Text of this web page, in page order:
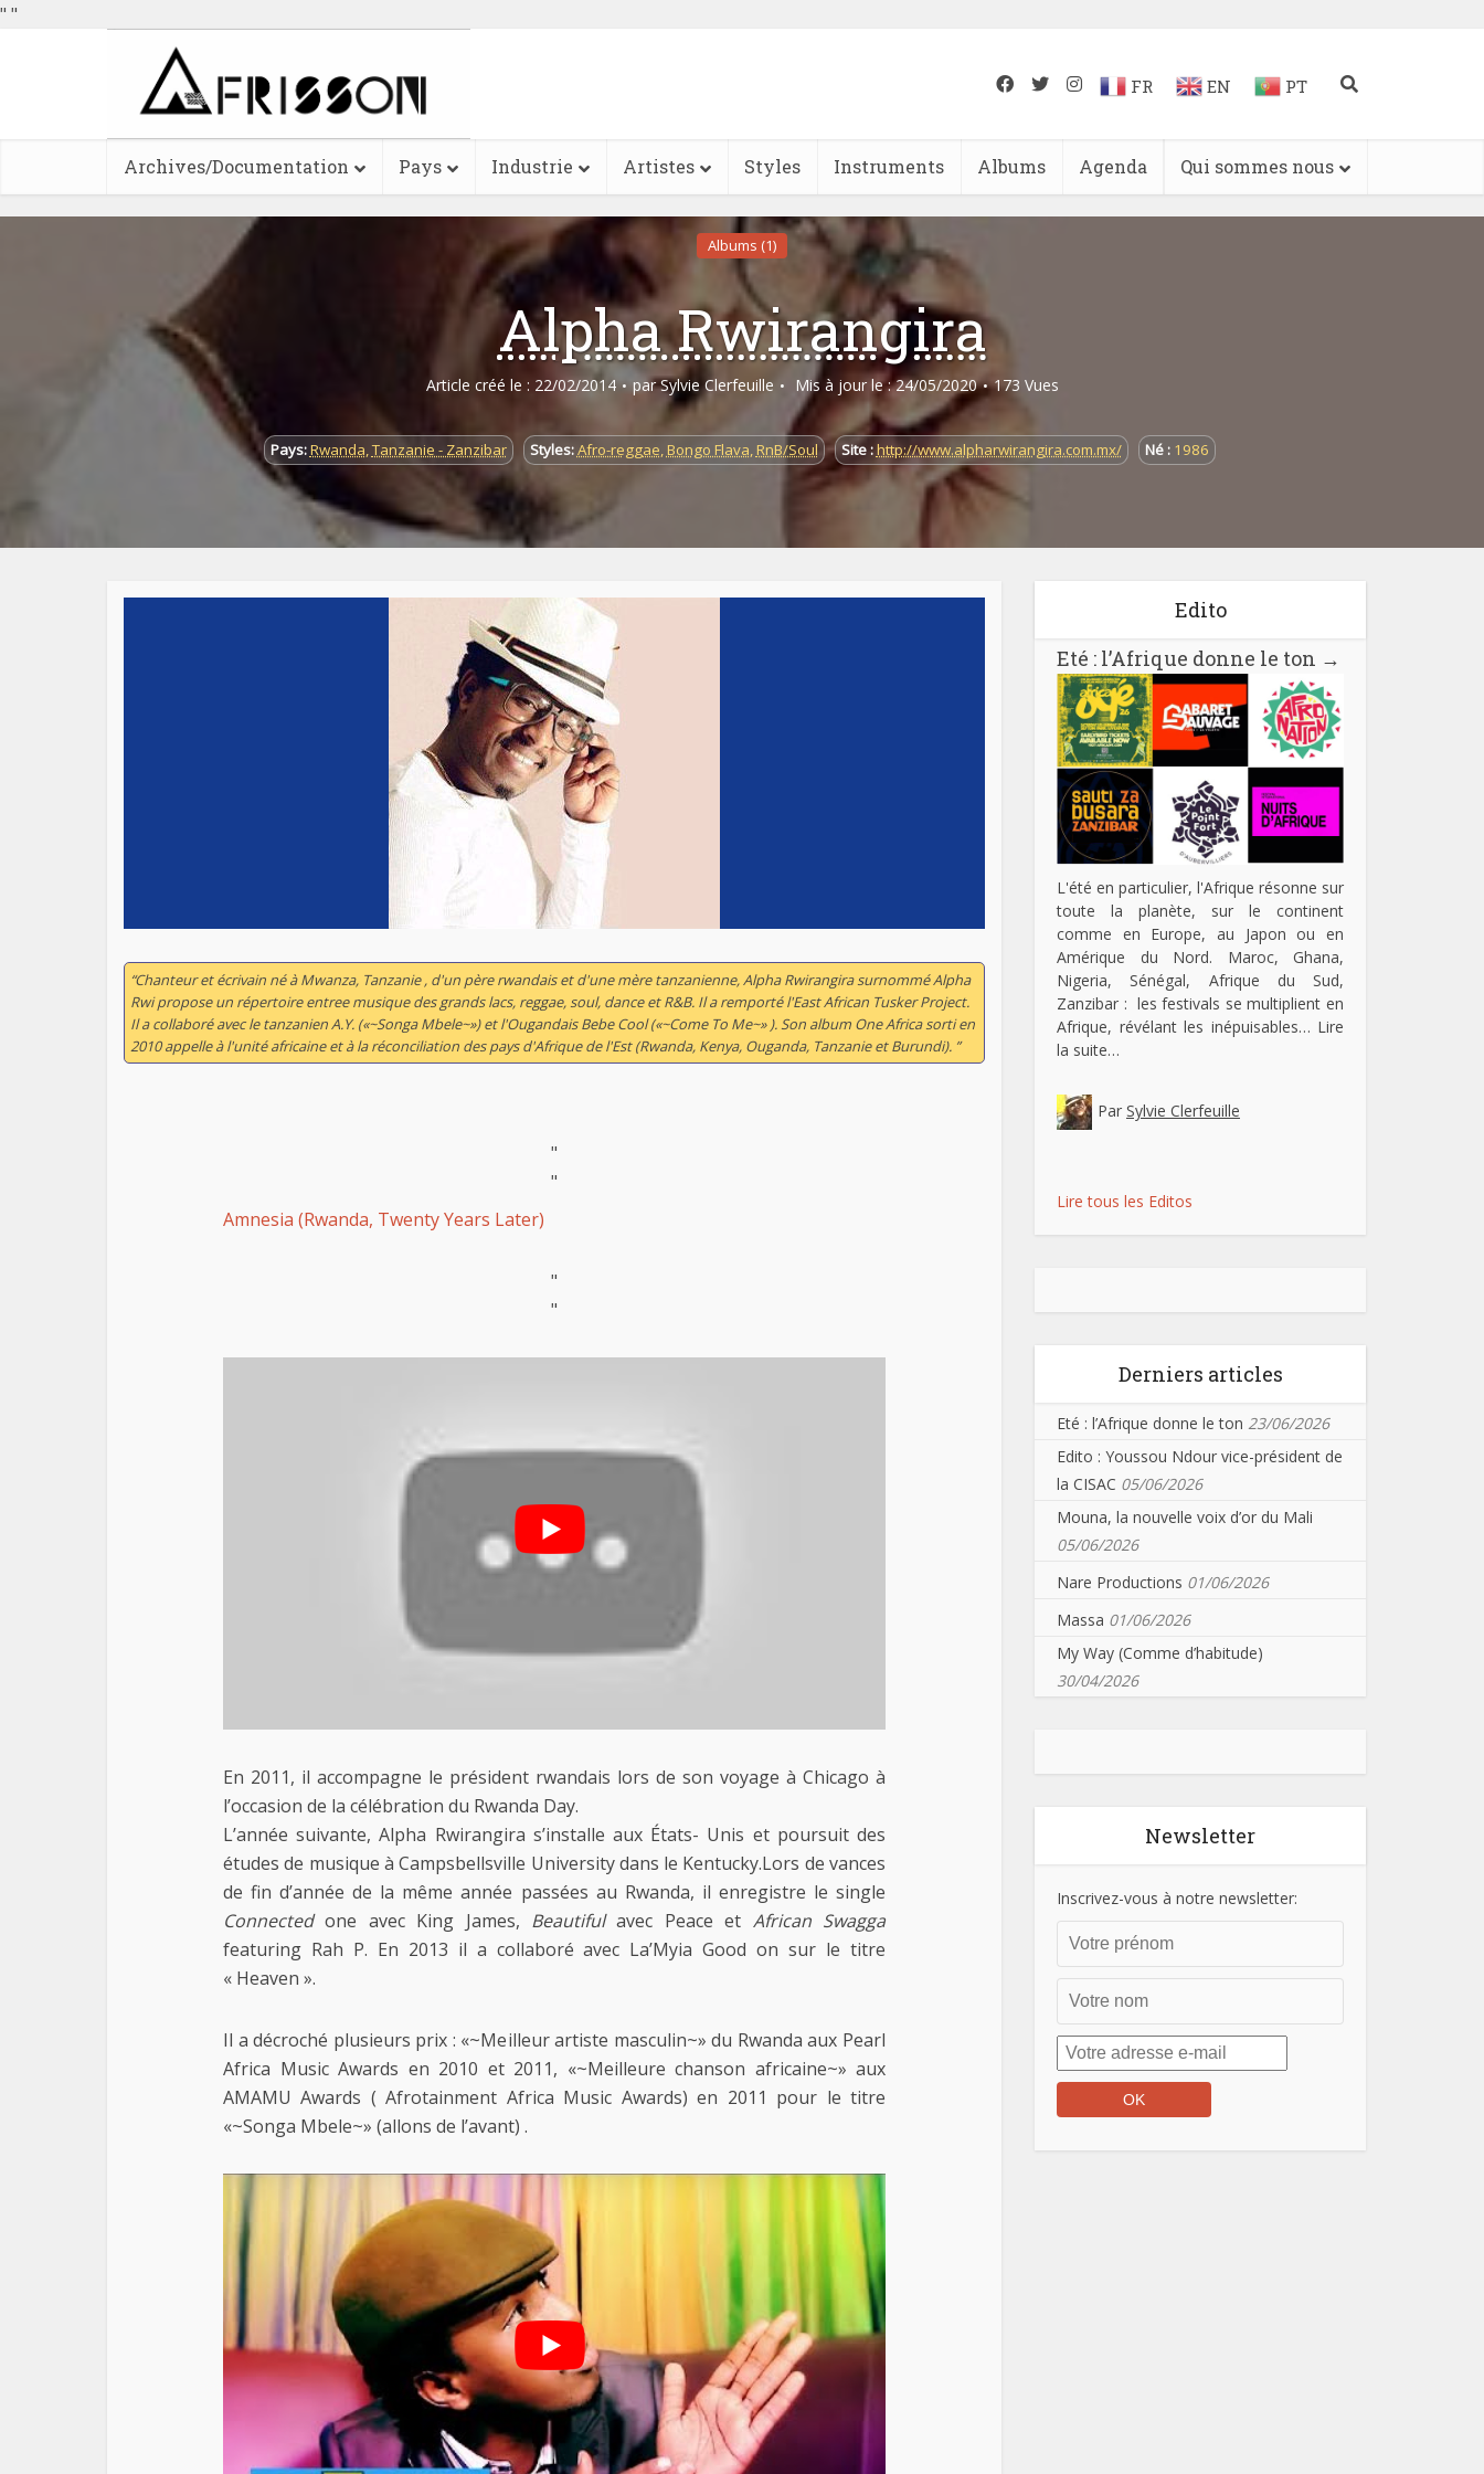
" "
FR EN PT
Archives/Documentation Pays Industrie Artistes Styles Instruments Albums Agenda Qui sommes nous
Albums (1)
Alpha Rwirangira
Article créé le : 22/02/2014 par Sylvie Clerfeuille Mis à jour le : 24/05/2020 173 Vues
Pays:Rwanda,Tanzanie - Zanzibar Styles:Afro-reggae, Bongo Flava,RnB/Soul Site :http://www.alpharwirangira.com.mx/ Né : 1986
“Chanteur et écrivain né à Mwanza, Tanzanie , d'un père rwandais et d'une mère tanzanienne, Alpha Rwirangira surnommé Alpha
Rwi propose un répertoire entree musique des grands lacs, reggae, soul, dance et R&B. Il a remporté l'East African Tusker Project.
Il a collaboré avec le tanzanien A.Y. («~Songa Mbele~») et l'Ougandais Bebe Cool («~Come To Me~» ). Son album One Africasorti en
2010 appelle à l'unité africaine et à la réconciliation des pays d'Afrique de l'Est (Rwanda, Kenya, Ouganda, Tanzanie et Burundi). ”
"
"
Amnesia (Rwanda, Twenty Years Later)
"
"
En 2011, il accompagne le président rwandais lors de son voyage à Chicago à
l’occasion de la célébration du Rwanda Day.
L’année suivante, Alpha Rwirangira s’installe aux États- Unis et poursuit des
études de musique à Campsbellsville University dans le Kentucky.Lors de vances
de fin d’année de la même année passées au Rwanda, il enregistre le single
Connectedone avec King James, Beautifulavec Peace et African Swagga
featuring Rah P. En 2013 il a collaboré avec La’Myia Good on sur le titre
« Heaven ».
Il a décroché plusieurs prix : «~Meilleur artiste masculin~» du Rwanda aux Pearl
Africa Music Awards en 2010 et 2011, «~Meilleure chanson africaine~» aux
AMAMU Awards ( Afrotainment Africa Music Awards) en 2011 pour le titre
«~Songa Mbele~» (allons de l’avant) .
Edito
Eté : l’Afrique donne le ton →
L'été en particulier, l'Afrique résonne sur
toute la planète, sur le continent
comme en Europe, au Japon ou en
Amérique du Nord. Maroc, Ghana,
Nigeria, Sénégal, Afrique du Sud,
Zanzibar : les festivals se multiplient en
Afrique, révélant les inépuisables… Lire
la suite…
Par Sylvie Clerfeuille
Lire tous les Editos
Derniers articles
Eté : l’Afrique donne le ton 23/06/2026
Edito : Youssou Ndour vice-président de
la CISAC 05/06/2026
Mouna, la nouvelle voix d’or du Mali
05/06/2026
Nare Productions 01/06/2026
Massa 01/06/2026
My Way (Comme d’habitude)
30/04/2026
Newsletter
Inscrivez-vous à notre newsletter: